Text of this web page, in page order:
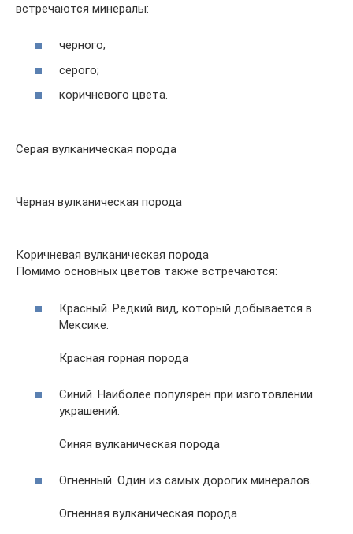
встречаются минералы:
черного;
серого;
коричневого цвета.
Серая вулканическая порода
Черная вулканическая порода
Коричневая вулканическая порода
Помимо основных цветов также встречаются:
Красный. Редкий вид, который добывается в
Мексике.
Красная горная порода
Синий. Наиболее популярен при изготовлении
украшений.
Синяя вулканическая порода
Огненный. Один из самых дорогих минералов.
Огненная вулканическая порода